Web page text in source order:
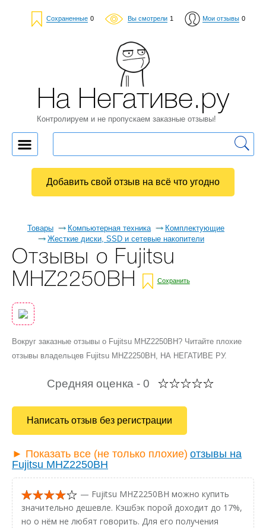
Сохраненные 0 Вы смотрели 1 Мои отзывы 0
Товары Компьютерная техника
Комплектующие
Жесткие диски, SSD и сетевые накопители
Отзывы о Fujitsu
MHZ2250BH
Сохранить
Вокруг заказные отзывы о Fujitsu MHZ2250BH? Читайте плохие
отзывы владельцев Fujitsu MHZ2250BH, НА НЕГАТИВЕ РУ.
Средняя оценка - 0
Написать отзыв без регистрации
► Показать все (не только плохие) отзывы на
Fujitsu MHZ2250BH
— Fujitsu MHZ2250BH можно купить
значительно дешевле. Кэшбэк порой доходит до 17%,
но о нём не любят говорить. Для его получения
На Негативе.ру
Контролируем и не пропускаем заказные отзывы!
Добавить свой отзыв на всё что угодно